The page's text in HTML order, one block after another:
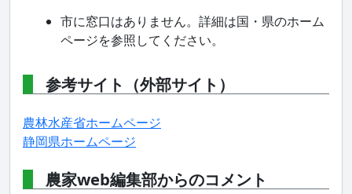
市に窓口はありません。詳細は国・県のホーム
ページを参照してください。
参考サイト（外部サイト）
農林水産省ホームページ
静岡県ホームページ
農家web編集部からのコメント